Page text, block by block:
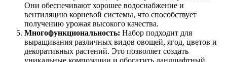
Они обеспечивают хорошее водоснабжение и
вентиляцию корневой системы, что способствует
получению урожая высокого качества.
Многофункциональность: Набор подходит для
выращивания различных видов овощей, ягод, цветов и
декоративных растений. Это позволяет создать
уникальные композиции и обогатить ландшафтный